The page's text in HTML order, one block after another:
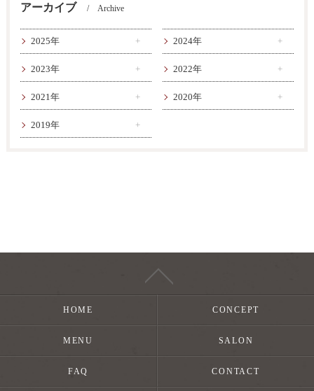
アーカイブ Archive
2025年 2024年
2023年 2022年
2021年 2020年
2019年
HOME CONCEPT
MENU SALON
FAQ CONTACT